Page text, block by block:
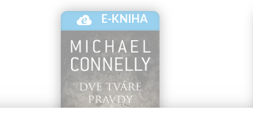
E-KNIHA